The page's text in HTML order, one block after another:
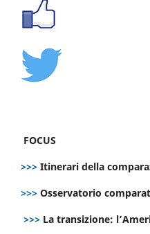
FOCUS
>>> Itinerari della
>>> Osservatorio
>>> La transizione: